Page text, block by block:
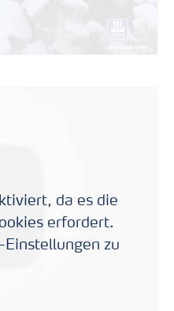
da es die
erfordert.
zu